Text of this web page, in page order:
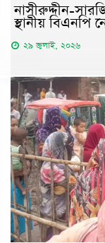
নাসীরুদ্দীন-
স্থানীয় বিএনপি
২৯ জুলাই, ২০২৬